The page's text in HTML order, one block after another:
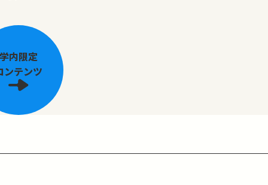
学内限定
ンテンツ